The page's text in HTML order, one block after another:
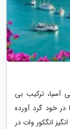
آسیا، ترکیب بی
خود گرد آورده
انگکور وات در